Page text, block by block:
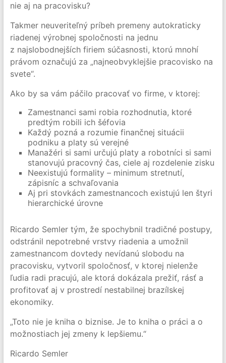
nie aj na pracovisku?
Takmer neuveriteľný príbeh premeny autokraticky
riadenej výrobnej spoločnosti na jednu
z najslobodnejších firiem súčasnosti, ktorú mnohí
právom označujú za „najneobvyklejšie pracovisko na
svete“.
Ako by sa vám páčilo pracovať vo firme, v ktorej:
Zamestnanci sami robia rozhodnutia, ktoré
predtým robili ich šéfovia
Každý pozná a rozumie finančnej situácii
podniku a platy sú verejné
Manažéri si sami určujú platy a robotníci si sami
stanovujú pracovný čas, ciele aj rozdelenie zisku
Neexistujú formality – minimum stretnutí,
zápisníc a schvaľovania
Aj pri stovkách zamestnancoch existujú len štyri
hierarchické úrovne
Ricardo Semler tým, že spochybnil tradičné postupy,
odstránil nepotrebné vrstvy riadenia a umožnil
zamestnancom dovtedy nevídanú slobodu na
pracovisku, vytvoril spoločnosť, v ktorej nielenže
ľudia radi pracujú, ale ktorá dokázala prežiť, rásť a
profitovať aj v prostredí nestabilnej brazílskej
ekonomiky.
„Toto nie je kniha o biznise. Je to kniha o práci a o
možnostiach jej zmeny k lepšiemu.“
Ricardo Semler